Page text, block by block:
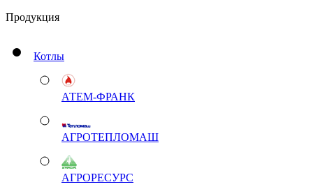
Продукция
Котлы
АТЕМ-ФРАНК
АГРОТЕПЛОМАШ
АГРОРЕСУРС